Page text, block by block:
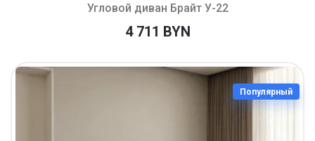
Угловой диван Брайт У-22
4 711 BYN
Популярный